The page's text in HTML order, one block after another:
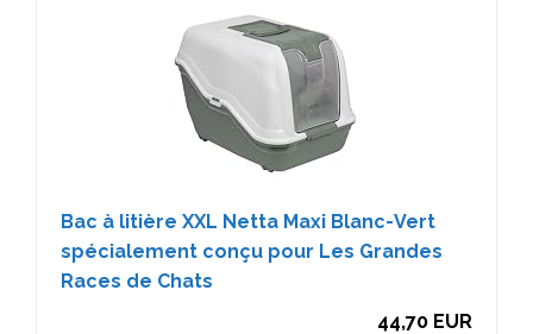
Bac à litière XXL Netta Maxi Blanc-Vert
spécialement conçu pour Les Grandes
Races de Chats
44,70 EUR